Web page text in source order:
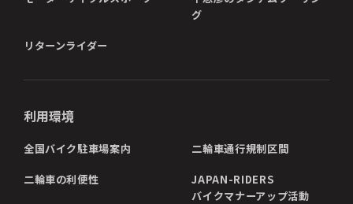
グ
リターンライダー
利用環境
全国バイク駐車場案内 二輪車通行規制区間
二輪車の利便性
JAPAN-RIDERS
バイクマナーアップ活動